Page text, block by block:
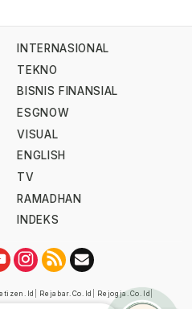
INTERNASIONAL
TEKNO
BISNIS FINANSIAL
ESGNOW
VISUAL
ENGLISH
TV
RAMADHAN
INDEKS
Rejabar.co.id Rejogja.co.id